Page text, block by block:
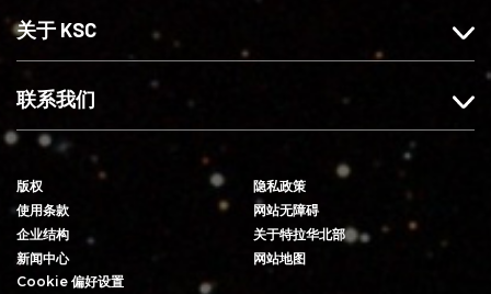
们
我
关于 KSC
联系我们
版权
隐私政策
使用条款
网站无障碍
企业结构
关于特拉华北部
新闻中心
网站地图
Cookie 偏好设置